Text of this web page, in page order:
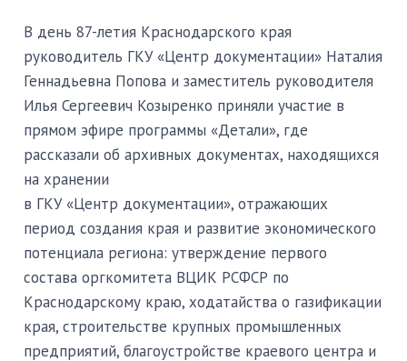
В день 87-летия Краснодарского края
руководитель ГКУ «Центр документации» Наталия
Геннадьевна Попова и заместитель руководителя
Илья Сергеевич Козыренко приняли участие в
прямом эфире программы «Детали», где
рассказали об архивных документах, находящихся
на хранении
в ГКУ «Центр документации», отражающих
период создания края и развитие экономического
потенциала региона: утверждение первого
состава оргкомитета ВЦИК РСФСР по
Краснодарскому краю, ходатайства о газификации
края, строительстве крупных промышленных
предприятий, благоустройстве краевого центра и